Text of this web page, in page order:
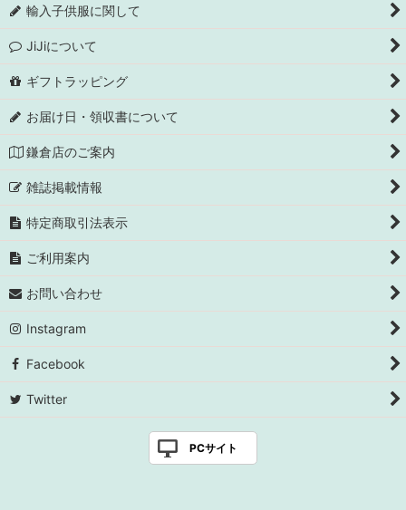
輸入子供服に関して
JiJiについて
ギフトラッピング
お届け日・領収書について
鎌倉店のご案内
雑誌掲載情報
特定商取引法表示
ご利用案内
お問い合わせ
Instagram
Facebook
Twitter
PCサイト